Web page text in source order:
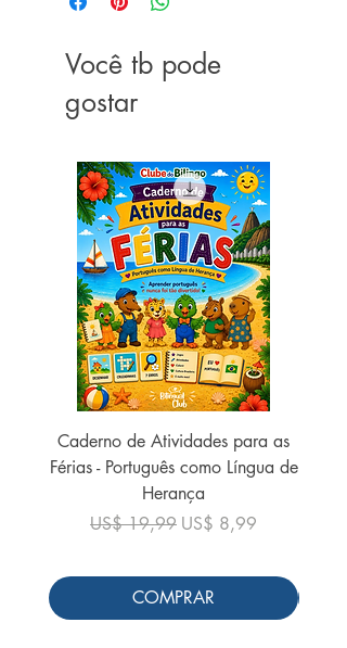
Idioma ‏ : ‎ Português
ISBN-13 ‏ : ‎ 978-6550970437
Dimensões ‏ : ‎ 23 x 15.6 x 2 cm
Você tb pode
gostar
Caderno de Atividades para as
Férias - Português como Língua de
Herança
Preço normal
US$ 19,99 Preço promocional
US$ 8,99
COMPRAR